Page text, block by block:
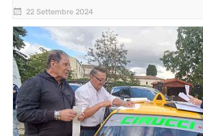
22 Settembre 2024